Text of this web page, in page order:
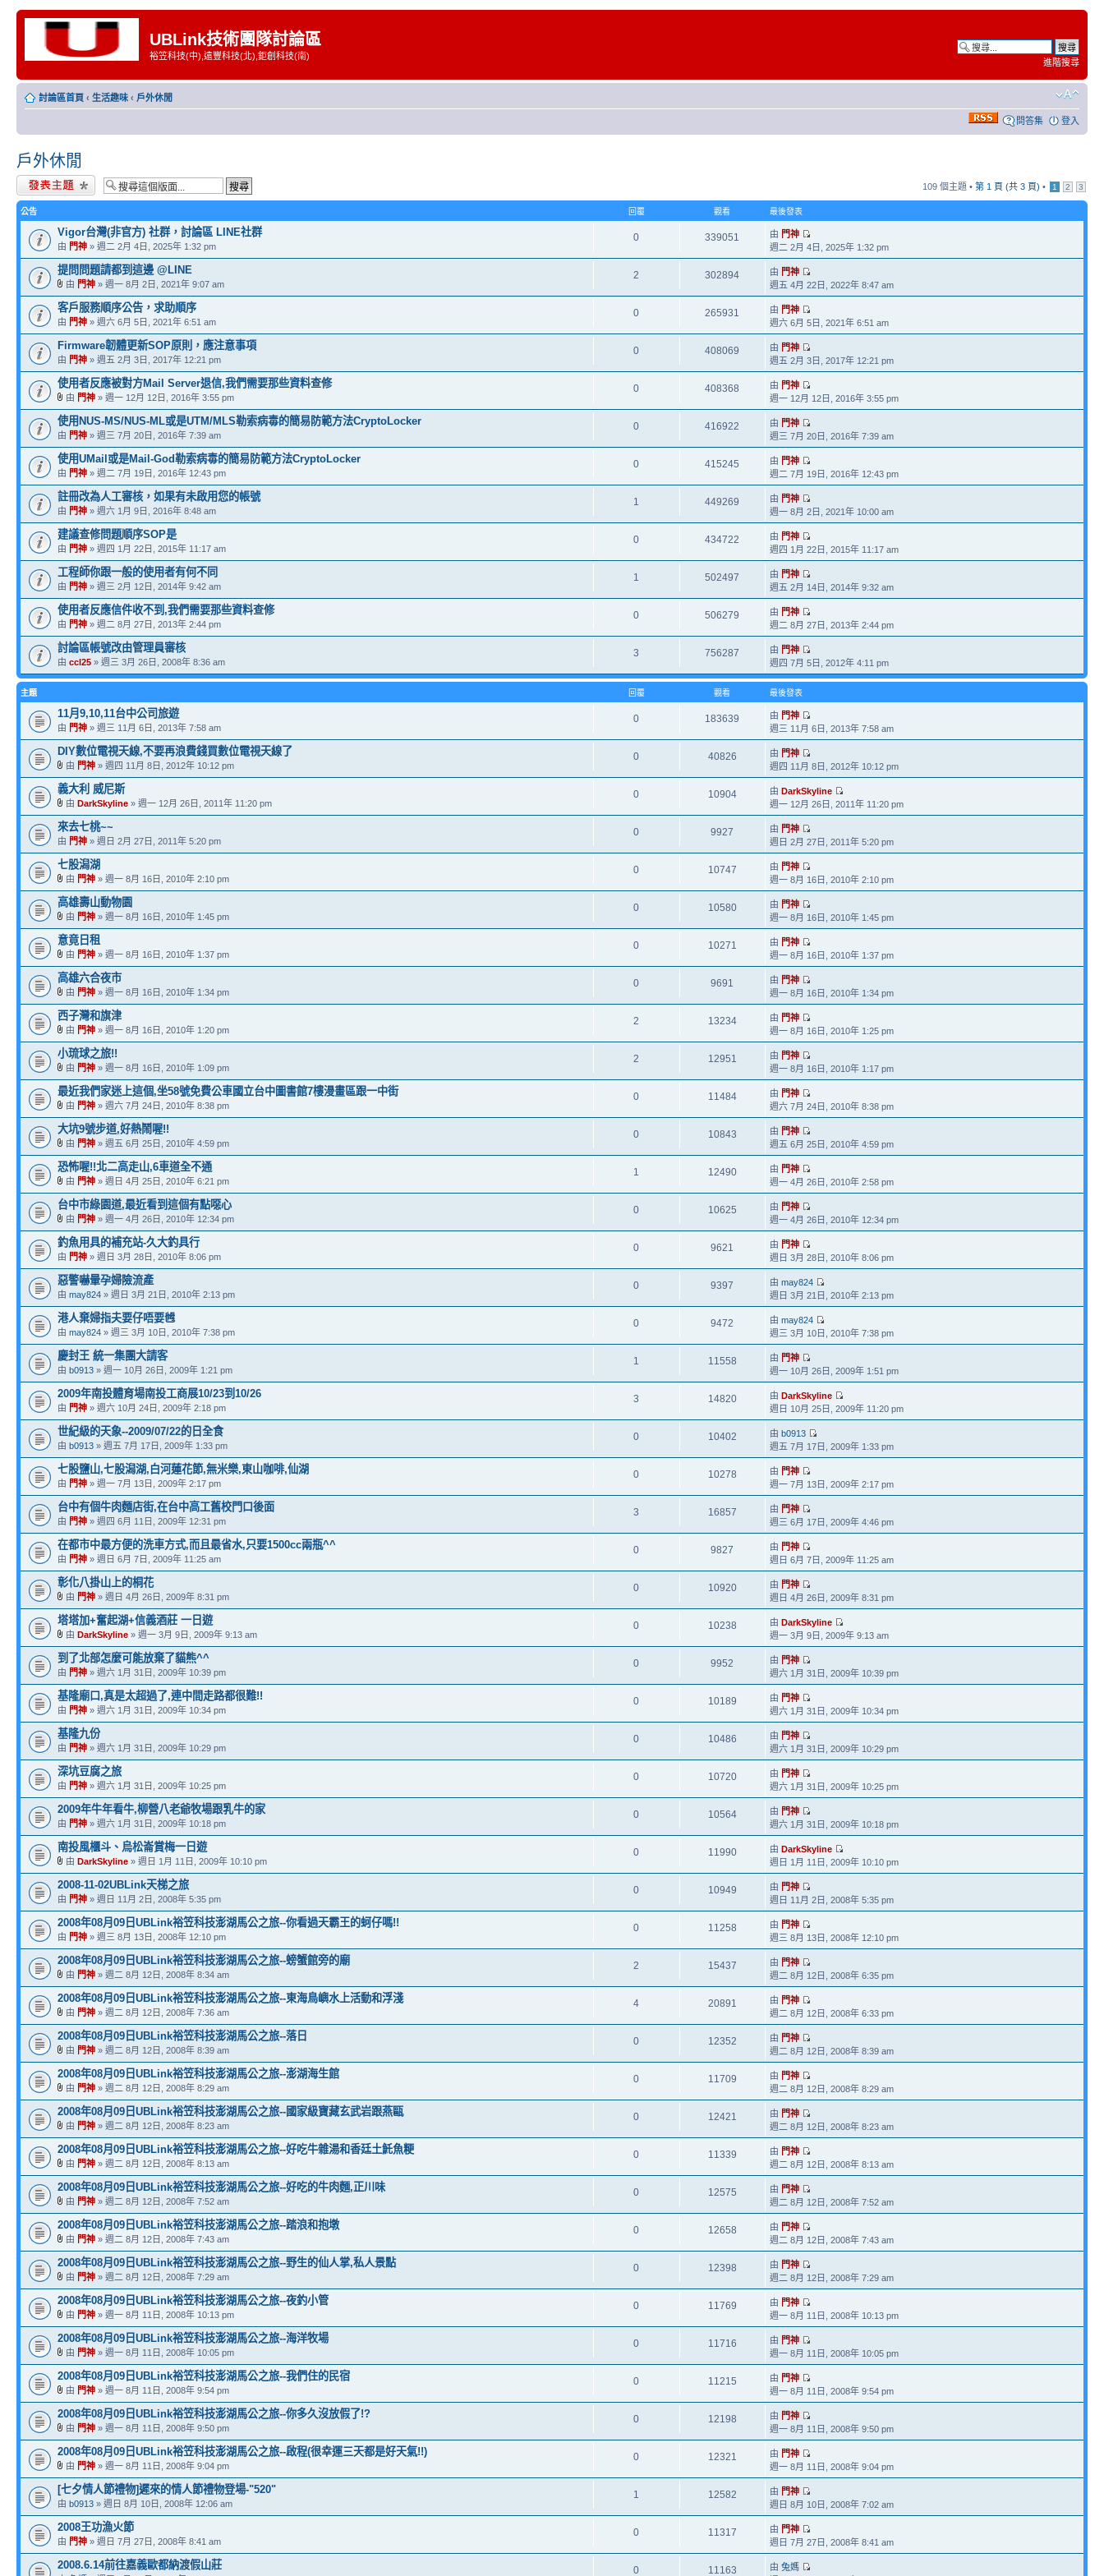
UBLink技術團隊討論區
裕笠科技(中),遠豐科技(北),鉅創科技(南)
進階搜尋
討論區首頁 ‹ 生活趣味 ‹ 戶外休閒
問答集 登入
戶外休閒
發表新主題 109 個主題 • 第 1 頁 (共 3 頁) • 1 2 3
公告 回覆 觀看 最後發表
Vigor台灣(非官方) 社群，討論區 LINE社群
由 門神 » 週二 2月 4日, 2025年 1:32 pm
0 339051 由 門神
週二 2月 4日, 2025年 1:32 pm
提問問題請都到這邊 @LINE
由 門神 » 週一 8月 2日, 2021年 9:07 am
2 302894 由 門神
週五 4月 22日, 2022年 8:47 am
客戶服務順序公告，求助順序
由 門神 » 週六 6月 5日, 2021年 6:51 am
0 265931 由 門神
週六 6月 5日, 2021年 6:51 am
Firmware韌體更新SOP原則，應注意事項
由 門神 » 週五 2月 3日, 2017年 12:21 pm
0 408069 由 門神
週五 2月 3日, 2017年 12:21 pm
使用者反應被對方Mail Server退信,我們需要那些資料查修
由 門神 » 週一 12月 12日, 2016年 3:55 pm
0 408368 由 門神
週一 12月 12日, 2016年 3:55 pm
使用NUS-MS/NUS-ML或是UTM/MLS勒索病毒的簡易防範方法CryptoLocker
由 門神 » 週三 7月 20日, 2016年 7:39 am
0 416922 由 門神
週三 7月 20日, 2016年 7:39 am
使用UMail或是Mail-God勒索病毒的簡易防範方法CryptoLocker
由 門神 » 週二 7月 19日, 2016年 12:43 pm
0 415245 由 門神
週二 7月 19日, 2016年 12:43 pm
註冊改為人工審核，如果有未啟用您的帳號
由 門神 » 週六 1月 9日, 2016年 8:48 am
1 449269 由 門神
週一 8月 2日, 2021年 10:00 am
建議查修問題順序SOP是
由 門神 » 週四 1月 22日, 2015年 11:17 am
0 434722 由 門神
週四 1月 22日, 2015年 11:17 am
工程師你跟一般的使用者有何不同
由 門神 » 週三 2月 12日, 2014年 9:42 am
1 502497 由 門神
週五 2月 14日, 2014年 9:32 am
使用者反應信件收不到,我們需要那些資料查修
由 門神 » 週二 8月 27日, 2013年 2:44 pm
0 506279 由 門神
週二 8月 27日, 2013年 2:44 pm
討論區帳號改由管理員審核
由 ccl25 » 週三 3月 26日, 2008年 8:36 am
3 756287 由 門神
週四 7月 5日, 2012年 4:11 pm
主題 回覆 觀看 最後發表
11月9,10,11台中公司旅遊
由 門神 » 週三 11月 6日, 2013年 7:58 am
0 183639 由 門神
週三 11月 6日, 2013年 7:58 am
DIY數位電視天線,不要再浪費錢買數位電視天線了
由 門神 » 週四 11月 8日, 2012年 10:12 pm
0 40826 由 門神
週四 11月 8日, 2012年 10:12 pm
義大利 威尼斯
由 DarkSkyline » 週一 12月 26日, 2011年 11:20 pm
0 10904 由DarkSkyline
週一 12月 26日, 2011年 11:20 pm
來去七桃~~
由 門神 » 週日 2月 27日, 2011年 5:20 pm
0 9927 由 門神
週日 2月 27日, 2011年 5:20 pm
七股潟湖
由 門神 » 週一 8月 16日, 2010年 2:10 pm
0 10747 由 門神
週一 8月 16日, 2010年 2:10 pm
高雄壽山動物園
由 門神 » 週一 8月 16日, 2010年 1:45 pm
0 10580 由 門神
週一 8月 16日, 2010年 1:45 pm
意竟日租
由 門神 » 週一 8月 16日, 2010年 1:37 pm
0 10271 由 門神
週一 8月 16日, 2010年 1:37 pm
高雄六合夜市
由 門神 » 週一 8月 16日, 2010年 1:34 pm
0 9691 由 門神
週一 8月 16日, 2010年 1:34 pm
西子灣和旗津
由 門神 » 週一 8月 16日, 2010年 1:20 pm
2 13234 由 門神
週一 8月 16日, 2010年 1:25 pm
小琉球之旅!!
由 門神 » 週一 8月 16日, 2010年 1:09 pm
2 12951 由 門神
週一 8月 16日, 2010年 1:17 pm
最近我們家迷上這個,坐58號免費公車國立台中圖書館7樓漫畫區跟一中街
由 門神 » 週六 7月 24日, 2010年 8:38 pm
0 11484 由 門神
週六 7月 24日, 2010年 8:38 pm
大坑9號步道,好熱鬧喔!!
由 門神 » 週五 6月 25日, 2010年 4:59 pm
0 10843 由 門神
週五 6月 25日, 2010年 4:59 pm
恐怖喔!!北二高走山,6車道全不通
由 門神 » 週日 4月 25日, 2010年 6:21 pm
1 12490 由 門神
週一 4月 26日, 2010年 2:58 pm
台中市綠園道,最近看到這個有點噁心
由 門神 » 週一 4月 26日, 2010年 12:34 pm
0 10625 由 門神
週一 4月 26日, 2010年 12:34 pm
釣魚用具的補充站-久大釣具行
由 門神 » 週日 3月 28日, 2010年 8:06 pm
0 9621 由 門神
週日 3月 28日, 2010年 8:06 pm
惡警嚇暈孕婦險流產
由 may824 » 週日 3月 21日, 2010年 2:13 pm
0 9397 由may824
週日 3月 21日, 2010年 2:13 pm
港人棄婦指夫要仔唔要乸
由 may824 » 週三 3月 10日, 2010年 7:38 pm
0 9472 由may824
週三 3月 10日, 2010年 7:38 pm
慶封王 統一集團大請客
由 b0913 » 週一 10月 26日, 2009年 1:21 pm
1 11558 由 門神
週一 10月 26日, 2009年 1:51 pm
2009年南投體育場南投工商展10/23到10/26
由 門神 » 週六 10月 24日, 2009年 2:18 pm
3 14820 由DarkSkyline
週日 10月 25日, 2009年 11:20 pm
世紀級的天象--2009/07/22的日全食
由 b0913 » 週五 7月 17日, 2009年 1:33 pm
0 10402 由b0913
週五 7月 17日, 2009年 1:33 pm
七股鹽山,七股潟湖,白河蓮花節,無米樂,東山咖啡,仙湖
由 門神 » 週一 7月 13日, 2009年 2:17 pm
0 10278 由 門神
週一 7月 13日, 2009年 2:17 pm
台中有個牛肉麵店街,在台中高工舊校門口後面
由 門神 » 週四 6月 11日, 2009年 12:31 pm
3 16857 由 門神
週三 6月 17日, 2009年 4:46 pm
在都市中最方便的洗車方式,而且最省水,只要1500cc兩瓶^^
由 門神 » 週日 6月 7日, 2009年 11:25 am
0 9827 由 門神
週日 6月 7日, 2009年 11:25 am
彰化八掛山上的桐花
由 門神 » 週日 4月 26日, 2009年 8:31 pm
0 10920 由 門神
週日 4月 26日, 2009年 8:31 pm
塔塔加+奮起湖+信義酒莊 一日遊
由 DarkSkyline » 週一 3月 9日, 2009年 9:13 am
0 10238 由DarkSkyline
週一 3月 9日, 2009年 9:13 am
到了北部怎麼可能放棄了貓熊^^
由 門神 » 週六 1月 31日, 2009年 10:39 pm
0 9952 由 門神
週六 1月 31日, 2009年 10:39 pm
基隆廟口,真是太超過了,連中間走路都很難!!
由 門神 » 週六 1月 31日, 2009年 10:34 pm
0 10189 由 門神
週六 1月 31日, 2009年 10:34 pm
基隆九份
由 門神 » 週六 1月 31日, 2009年 10:29 pm
0 10486 由 門神
週六 1月 31日, 2009年 10:29 pm
深坑豆腐之旅
由 門神 » 週六 1月 31日, 2009年 10:25 pm
0 10720 由 門神
週六 1月 31日, 2009年 10:25 pm
2009年牛年看牛,柳營八老爺牧場跟乳牛的家
由 門神 » 週六 1月 31日, 2009年 10:18 pm
0 10564 由 門神
週六 1月 31日, 2009年 10:18 pm
南投風櫃斗、烏松崙賞梅一日遊
由 DarkSkyline » 週日 1月 11日, 2009年 10:10 pm
0 11990 由DarkSkyline
週日 1月 11日, 2009年 10:10 pm
2008-11-02UBLink天梯之旅
由 門神 » 週日 11月 2日, 2008年 5:35 pm
0 10949 由 門神
週日 11月 2日, 2008年 5:35 pm
2008年08月09日UBLink裕笠科技澎湖馬公之旅--你看過天霸王的蚵仔嗎!!
由 門神 » 週三 8月 13日, 2008年 12:10 pm
0 11258 由 門神
週三 8月 13日, 2008年 12:10 pm
2008年08月09日UBLink裕笠科技澎湖馬公之旅--螃蟹館旁的廟
由 門神 » 週二 8月 12日, 2008年 8:34 am
2 15437 由 門神
週二 8月 12日, 2008年 6:35 pm
2008年08月09日UBLink裕笠科技澎湖馬公之旅--東海鳥嶼水上活動和浮淺
由 門神 » 週二 8月 12日, 2008年 7:36 am
4 20891 由 門神
週二 8月 12日, 2008年 6:33 pm
2008年08月09日UBLink裕笠科技澎湖馬公之旅--落日
由 門神 » 週二 8月 12日, 2008年 8:39 am
0 12352 由 門神
週二 8月 12日, 2008年 8:39 am
2008年08月09日UBLink裕笠科技澎湖馬公之旅--澎湖海生館
由 門神 » 週二 8月 12日, 2008年 8:29 am
0 11709 由 門神
週二 8月 12日, 2008年 8:29 am
2008年08月09日UBLink裕笠科技澎湖馬公之旅--國家級寶藏玄武岩跟燕甌
由 門神 » 週二 8月 12日, 2008年 8:23 am
0 12421 由 門神
週二 8月 12日, 2008年 8:23 am
2008年08月09日UBLink裕笠科技澎湖馬公之旅--好吃牛雜湯和香廷土魠魚粳
由 門神 » 週二 8月 12日, 2008年 8:13 am
0 11339 由 門神
週二 8月 12日, 2008年 8:13 am
2008年08月09日UBLink裕笠科技澎湖馬公之旅--好吃的牛肉麵,正川味
由 門神 » 週二 8月 12日, 2008年 7:52 am
0 12575 由 門神
週二 8月 12日, 2008年 7:52 am
2008年08月09日UBLink裕笠科技澎湖馬公之旅--踏浪和抱墩
由 門神 » 週二 8月 12日, 2008年 7:43 am
0 12658 由 門神
週二 8月 12日, 2008年 7:43 am
2008年08月09日UBLink裕笠科技澎湖馬公之旅--野生的仙人掌,私人景點
由 門神 » 週二 8月 12日, 2008年 7:29 am
0 12398 由 門神
週二 8月 12日, 2008年 7:29 am
2008年08月09日UBLink裕笠科技澎湖馬公之旅--夜釣小管
由 門神 » 週一 8月 11日, 2008年 10:13 pm
0 11769 由 門神
週一 8月 11日, 2008年 10:13 pm
2008年08月09日UBLink裕笠科技澎湖馬公之旅--海洋牧場
由 門神 » 週一 8月 11日, 2008年 10:05 pm
0 11716 由 門神
週一 8月 11日, 2008年 10:05 pm
2008年08月09日UBLink裕笠科技澎湖馬公之旅--我們住的民宿
由 門神 » 週一 8月 11日, 2008年 9:54 pm
0 11215 由 門神
週一 8月 11日, 2008年 9:54 pm
2008年08月09日UBLink裕笠科技澎湖馬公之旅--你多久沒放假了!?
由 門神 » 週一 8月 11日, 2008年 9:50 pm
0 12198 由 門神
週一 8月 11日, 2008年 9:50 pm
2008年08月09日UBLink裕笠科技澎湖馬公之旅--啟程(很幸運三天都是好天氣!!)
由 門神 » 週一 8月 11日, 2008年 9:04 pm
0 12321 由 門神
週一 8月 11日, 2008年 9:04 pm
[七夕情人節禮物]遲來的情人節禮物登場-"520"
由 b0913 » 週日 8月 10日, 2008年 12:06 am
1 12582 由 門神
週日 8月 10日, 2008年 7:02 am
2008王功漁火節
由 門神 » 週日 7月 27日, 2008年 8:41 am
0 11317 由 門神
週日 7月 27日, 2008年 8:41 am
2008.6.14前往嘉義歐都納渡假山莊 0 11163 由兔媽